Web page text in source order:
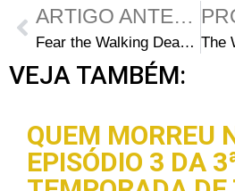
ARTIGO ANTERIOR
Fear the Walking Dead S01E01: Pilot – Prévia alerta o fim da civilização
VEJA TAMBÉM:
QUEM MORREU
EPISÓDIO 3 DA